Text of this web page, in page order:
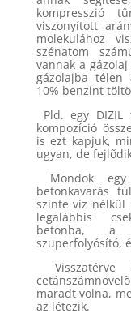
kompresszió
viszonyított
molekulához
szénatom
vannak a
gázolajba télen
10% benzint
Pld. egy DIZIL
kompozíció
is ezt kapjuk,
ugyan, de
Mondok
betonkavarás
szinte víz nélkül
legalábbis
betonba, a
szuperfolyósító,
maradt volna,
az létezik.